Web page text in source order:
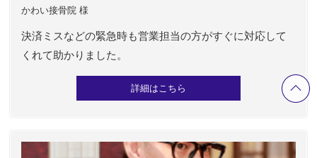
かわい接骨院 様
決済ミスなどの緊急時も営業担当の方がすぐに対応して
くれて助かりました。
詳細はこちら